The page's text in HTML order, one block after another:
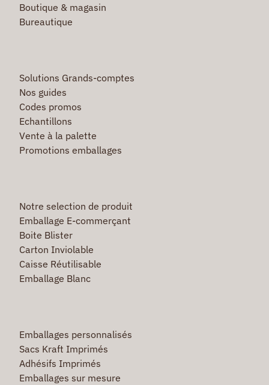
Boutique & magasin
Bureautique
Solutions Grands-comptes
Nos guides
Codes promos
Echantillons
Vente à la palette
Promotions emballages
Notre selection de produit
Emballage E-commerçant
Boite Blister
Carton Inviolable
Caisse Réutilisable
Emballage Blanc
Emballages personnalisés
Sacs Kraft Imprimés
Adhésifs Imprimés
Emballages sur mesure